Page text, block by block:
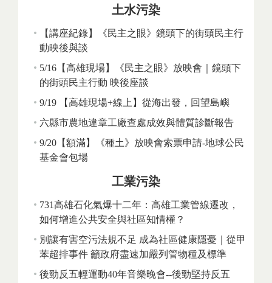
土水污染
【講座紀錄】《民主之眼》鏡頭下的街頭民主行
動映後與談
5/16【高雄現場】《民主之眼》放映會｜鏡頭下
的街頭民主行動 映後座談
9/19 【高雄現場+線上】從海出發，回望島嶼
六縣市農地違章工廠查處成效與體質診斷報告
9/20【額滿】《種土》放映會索票申請-地球公民
基金會包場
工業污染
731高雄石化氣爆十二年：高雄工業管線遷改，
如何增進公共安全與社區知情權？
別讓有害空污法規不足 成為社區健康隱憂｜從甲
苯超排事件 籲政府盡速加嚴列管物種及標準
後勁反五輕運動40年音樂晚會--後勁堅持反五